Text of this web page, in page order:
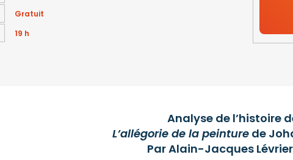
Gratuit
19 h
Analyse de l’histoire
L’allégorie de la peinture de
Par Alain-Jacques